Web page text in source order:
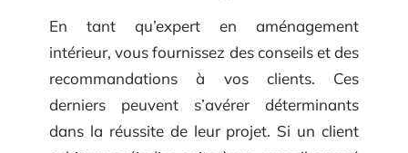
En tant qu’expert en aménagement
intérieur, vous fournissez des conseils et des
recommandations à vos clients. Ces
derniers peuvent s’avérer déterminants
dans la réussite de leur projet. Si un client